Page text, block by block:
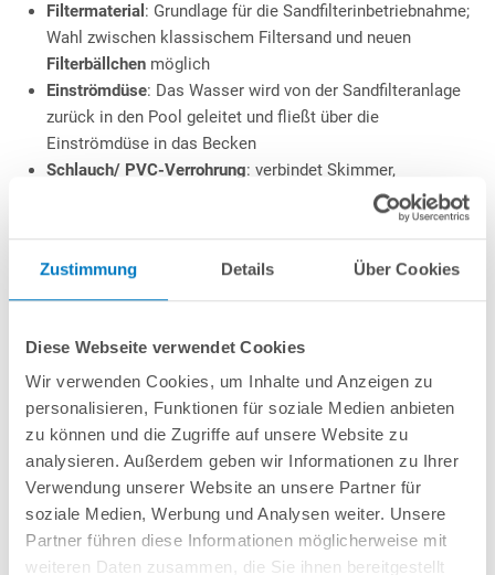
Zustimmung Details Über Cookies
Diese Webseite verwendet Cookies
Wir verwenden Cookies, um Inhalte und Anzeigen zu
personalisieren, Funktionen für soziale Medien anbieten
zu können und die Zugriffe auf unsere Website zu
analysieren. Außerdem geben wir Informationen zu Ihrer
Verwendung unserer Website an unsere Partner für
soziale Medien, Werbung und Analysen weiter. Unsere
Partner führen diese Informationen möglicherweise mit
weiteren Daten zusammen, die Sie ihnen bereitgestellt
Filtermaterial : Grundlage für die Sandfilterinbetriebnahme;
Wahl zwischen klassischem Filtersand und neuen
Filterbällchen möglich
Einströmdüse: Das Wasser wird von der Sandfilteranlage
zurück in den Pool geleitet und fließt über die
Einströmdüse in das Becken
Schlauch/ PVC-Verrohrung: verbindet Skimmer,
Schlauchsetist hier
PVC-
Einbringen in den Boden zu empfehlen
Pool-Leiter: kürzbareHochbeckenleiterneignen sich, falls
Einhängeleitern, falls Becken kompletteingebaut ist
Wasserpflege: Grundprodukte (pH, Chlor, Algizid etc); für
den Einstieg empfehlen sich Wasserpflege-Sets
Reinigung-Sets: für die manuelle Reinigung des Beckens;
Telestange, Kescher, Bürsten, etc.
Nicht lange Zubehör suchen: unsere POOLSANA Becken-
Sets